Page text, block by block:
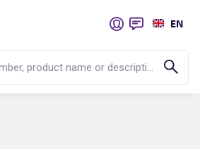
product name or description...
EN